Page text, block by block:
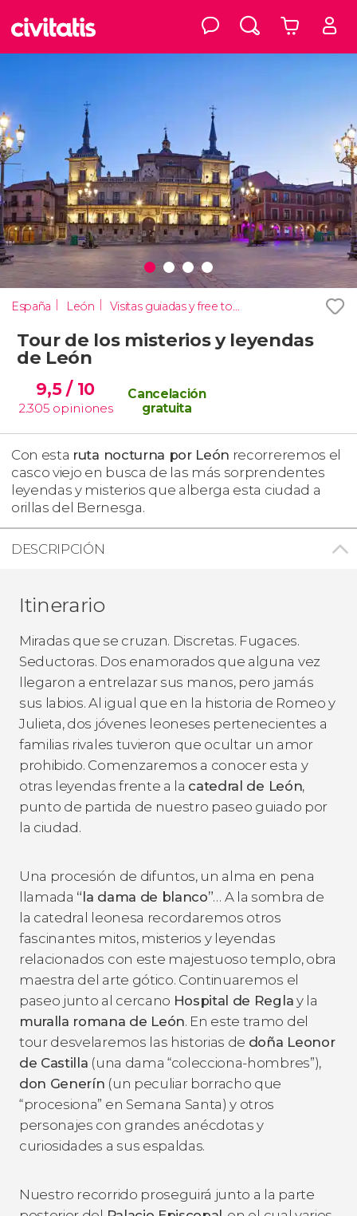
España León Visitas guiadas y free tours
Tour de los misterios y leyendas
de León
9,5/ 10
2.305 opiniones
Cancelación
gratuita
Con esta ruta nocturna por León recorreremos el
casco viejo en busca de las más sorprendentes
leyendas y misterios que alberga esta ciudad a
orillas del Bernesga.
DESCRIPCIÓN
Itinerario
Miradas que se cruzan. Discretas. Fugaces.
Seductoras. Dos enamorados que alguna vez
llegaron a entrelazar sus manos, pero jamás
sus labios. Al igual que en la historia de Romeo y
Julieta, dos jóvenes leoneses pertenecientes a
familias rivales tuvieron que ocultar un amor
prohibido. Comenzaremos a conocer esta y
otras leyendas frente a la catedral de León,
punto de partida de nuestro paseo guiado por
la ciudad.
Una procesión de difuntos, un alma en pena
llamada “la dama de blanco”… A la sombra de
la catedral leonesa recordaremos otros
fascinantes mitos, misterios y leyendas
relacionados con este majestuoso templo, obra
maestra del arte gótico. Continuaremos el
paseo junto al cercano Hospital de Regla y la
muralla romana de León. En este tramo del
tour desvelaremos las historias de doña Leonor
de Castilla (una dama “colecciona-hombres”),
don Generín (un peculiar borracho que
“procesiona” en Semana Santa) y otros
personajes con grandes anécdotas y
curiosidades a sus espaldas.
Nuestro recorrido proseguirá junto a la parte